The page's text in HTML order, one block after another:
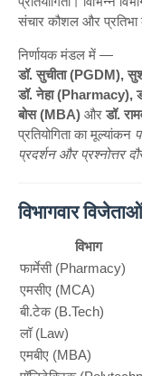
संचार कौशल और प्रतिभा
निर्णायक मंडल में —
डॉ. सुचीता (PGDM),
डॉ. नेहा (Pharmacy),
बोस (MBA) और डॉ.
प्रतियोगिता का मूल्यांकन
प्रदर्शन और प्रश्नोत्तर
विभागवार
विभाग
फार्मेसी (Pharmacy)
एमसीए (MCA)
बी.टेक (B.Tech)
लॉ (Law)
एमबीए (MBA)